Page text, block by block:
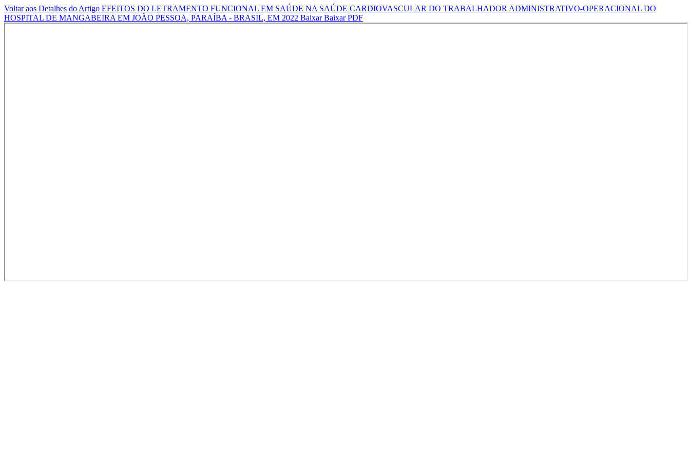
Voltar aos Detalhes do Artigo EFEITOS DO LETRAMENTO FUNCIONAL EM SAÚDE NA SAÚDE CARDIOVASCULAR DO TRABALHADOR ADMINISTRATIVO-OPERACIONAL DO
HOSPITAL DE MANGABEIRA EM JOÃO PESSOA, PARAÍBA - BRASIL, EM 2022 BaixarBaixar PDF